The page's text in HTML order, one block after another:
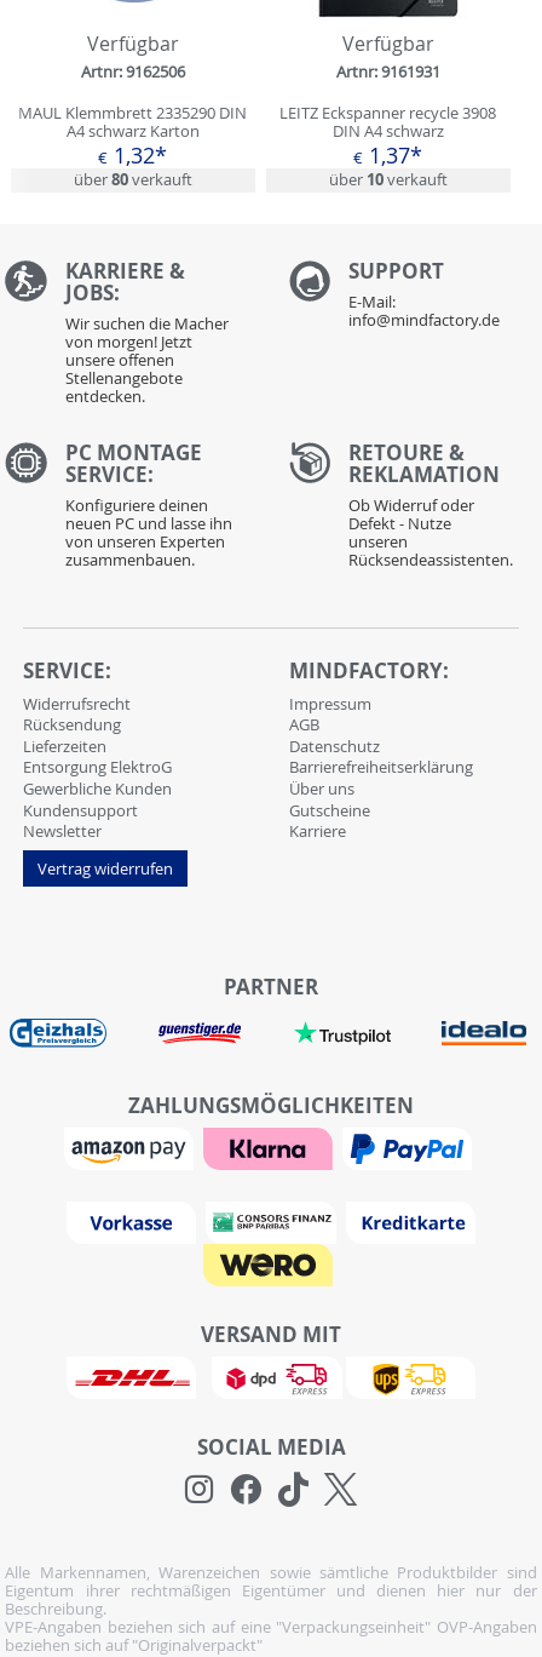
Verfügbar
Artnr: 9162506
MAUL Klemmbrett 2335290 DIN
A4 schwarz Karton
€ 1,32*
über80verkauft
Verfügbar
Artnr: 9161931
LEITZ Eckspanner recycle 3908
DIN A4 schwarz
€ 1,37*
über 10verkauft
KARRIERE &
JOBS:
Wir suchen die Macher
von morgen! Jetzt
unsere offenen
Stellenangebote
entdecken.
SUPPORT
E-Mail:
info@mindfactory.de
PC MONTAGE
SERVICE:
Konfiguriere deinen
neuen PC und lasse ihn
von unseren Experten
zusammenbauen.
RETOURE &
REKLAMATION
Ob Widerruf oder
Defekt - Nutze
unseren
Rücksendeassistenten.
SERVICE:
Widerrufsrecht
Rücksendung
Lieferzeiten
Entsorgung ElektroG
Gewerbliche Kunden
Kundensupport
Newsletter
Vertrag widerrufen
MINDFACTORY:
Impressum
AGB
Datenschutz
Barrierefreiheitserklärung
Über uns
Gutscheine
Karriere
PARTNER
ZAHLUNGSMÖGLICHKEITEN
VERSAND MIT
SOCIAL MEDIA
Alle Markennamen, Warenzeichen sowie sämtliche Produktbilder sind
Eigentum ihrer rechtmäßigen Eigentümer und dienen hier nur der
Beschreibung.
VPE-Angaben beziehen sich auf eine "Verpackungseinheit" OVP-Angaben
beziehen sich auf "Originalverpackt"